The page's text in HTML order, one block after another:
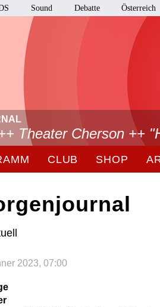
Sound Debatte Österreich
Theater Cherson ++
CLUB SHOP
2023, 07:00